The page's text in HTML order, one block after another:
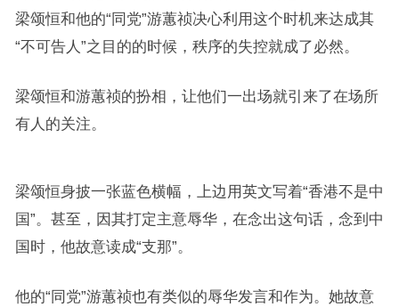
梁颂恒和他的“同党”游蕙祯决心利用这个时机来达成其
“不可告人”之目的的时候，秩序的失控就成了必然。
梁颂恒和游蕙祯的扮相，让他们一出场就引来了在场所
有人的关注。
梁颂恒身披一张蓝色横幅，上边用英文写着“香港不是中
国”。甚至，因其打定主意辱华，在念出这句话，念到中
国时，他故意读成“支那”。
他的“同党”游蕙祯也有类似的辱华发言和作为。她故意